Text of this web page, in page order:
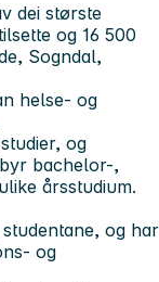
dei største
og 16 500
Sogndal,
helse- og
og
bachelor-,
årsstudium.
og har
og